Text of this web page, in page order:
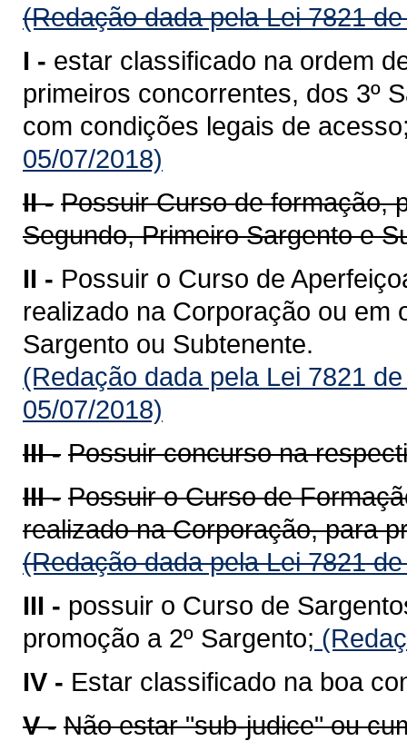
(Redação dada pela Lei 7821
I - estar classificado na ordem
primeiros concorrentes, dos 3º
com condições legais de
05/07/2018)
II - Possuir Curso de formação,
Segundo, Primeiro Sargento e
II - Possuir o Curso de
realizado na Corporação ou em
Sargento ou Subtenente.
(Redação dada pela Lei 7821
05/07/2018)
III - Possuir concurso na
III - Possuir o Curso de
realizado na Corporação, para
(Redação dada pela Lei 7821
III - possuir o Curso de
promoção a 2º Sargento;
IV - Estar classificado na boa
V - Não estar "sub-judice" ou